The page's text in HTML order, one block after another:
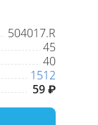
504017.R
45
40
1512
59 ₽